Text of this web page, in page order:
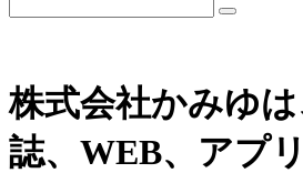
株式会社かみゆ
誌、WEB、アプ